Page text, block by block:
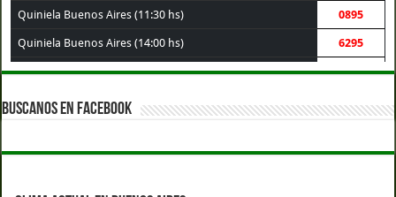
Quiniela Buenos Aires (11:30 hs) 0895
Quiniela Buenos Aires (14:00 hs) 6295
Quiniela Santa Fe (14:00 hs) 6414
Quiniela de la Ciudad (14:00 hs)
Quiniela Córdoba (14:00 hs) 1576
BUSCANOS EN FACEBOOK